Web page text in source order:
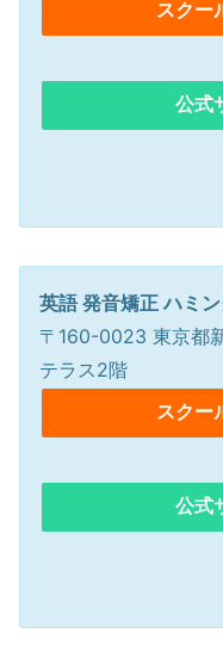
スクー
公式
英語 発音矯正 ハミ
〒160-0023 東京都
テラス2階
スクー
公式